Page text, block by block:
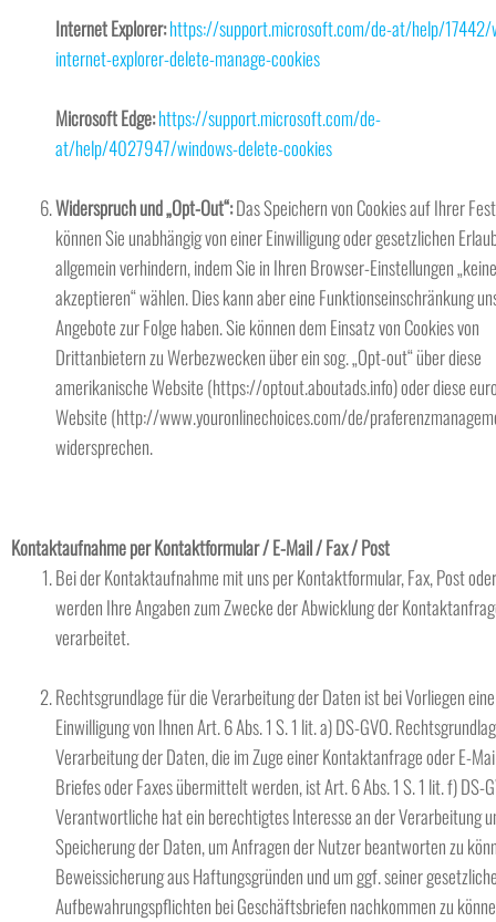
Internet Explorer:https://support.microsoft.com/de-at/help/17442/
internet-explorer-delete-manage-cookies
Microsoft Edge:https://support.microsoft.com/de-
at/help/4027947/windows-delete-cookies
Widerspruch und „Opt-Out“:Das Speichern von Cookies auf Ihrer
können Sie unabhängig von einer Einwilligung oder gesetzlichen
allgemein verhindern, indem Sie in Ihren Browser-Einstellungen
akzeptieren“ wählen. Dies kann aber eine Funktionseinschränkung
Angebote zur Folge haben. Sie können dem Einsatz von Cookies von
Drittanbietern zu Werbezwecken über ein sog. „Opt-out“ über diese
amerikanische Website (https://optout.aboutads.info) oder diese
Website (http://www.youronlinechoices.com/de/
widersprechen.
Kontaktaufnahme per Kontaktformular / E-Mail / Fax / Post
Bei der Kontaktaufnahme mit uns per Kontaktformular, Fax, Post
werden Ihre Angaben zum Zwecke der Abwicklung der
verarbeitet.
Rechtsgrundlage für die Verarbeitung der Daten ist bei Vorliegen
Einwilligung von Ihnen Art. 6 Abs. 1 S. 1 lit. a) DS-GVO.
Verarbeitung der Daten, die im Zuge einer Kontaktanfrage oder E-
Briefes oder Faxes übermittelt werden, ist Art. 6 Abs. 1 S. 1 lit. f) DS-
Verantwortliche hat ein berechtigtes Interesse an der Verarbeitung
Speicherung der Daten, um Anfragen der Nutzer beantworten zu
Beweissicherung aus Haftungsgründen und um ggf. seiner
Aufbewahrungspflichten bei Geschäftsbriefen nachkommen zu